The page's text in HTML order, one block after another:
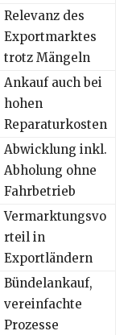
Relevanz des
Exportmarktes
trotz Mängeln
Ankauf auch bei
hohen
Reparaturkosten
Abwicklung inkl.
Abholung ohne
Fahrbetrieb
Vermarktungsvo
rteil in
Exportländern
Bündelankauf,
vereinfachte
Prozesse